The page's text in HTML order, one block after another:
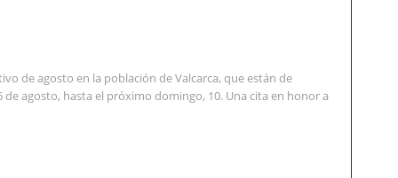
de agosto en la población de Valcarca, que están de
de agosto, hasta el próximo domingo, 10. Una cita en honor a